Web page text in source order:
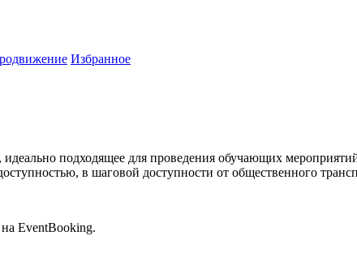
Избранное
подходящее для проведения обучающих
в шаговой доступности от общественного
EventBooking.